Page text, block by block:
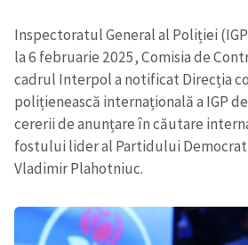
Inspectoratul General al Poliției
la 6 februarie 2025, Comisia de
cadrul Interpol a notificat Direcția
polițienească internațională a IGP
cererii de anunțare în căutare
fostului lider al Partidului Democrat
Vladimir Plahotniuc.